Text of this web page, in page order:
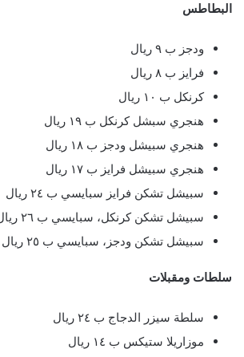
البطاطس
ودجز ب ٩ ريال
فرايز ب ٨ ريال
كرنكل ب ١٠ ريال
هنجري سبشل كرنكل ب ١٩ ريال
هنجري سبيشل ودجز ب ١٨ ريال
هنجري سبيشل فرايز ب ١٧ ريال
سبيشل تشكن فرايز سبايسي ب ٢٤ ريال
سبيشل تشكن كرنكل، سبايسي ب ٢٦ ريال
سبيشل تشكن ودجز، سبايسي ب ٢٥ ريال
سلطات ومقبلات
سلطة سيزر الدجاج ب ٢٤ ريال
موزاريلا ستيكس ب ١٤ ريال